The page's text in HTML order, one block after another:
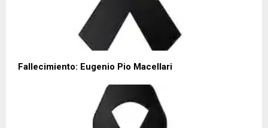
Fallecimiento: Eugenio Pio Macellari